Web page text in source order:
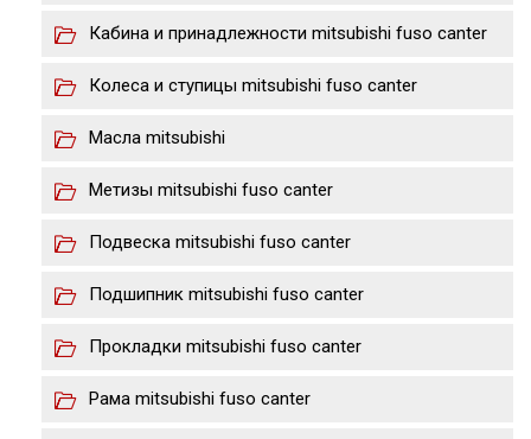
Кабина и принадлежности mitsubishi fuso canter
Колеса и ступицы mitsubishi fuso canter
Масла mitsubishi
Метизы mitsubishi fuso canter
Подвеска mitsubishi fuso canter
Подшипник mitsubishi fuso canter
Прокладки mitsubishi fuso canter
Рама mitsubishi fuso canter